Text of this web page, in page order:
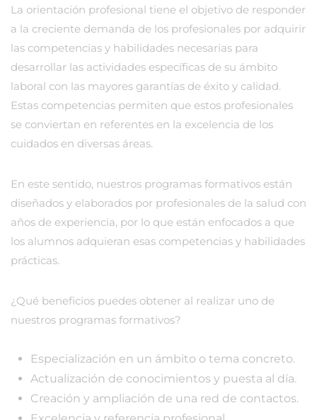
La orientación profesional tiene el objetivo de responder
a la creciente demanda de los profesionales por adquirir
las competencias y habilidades necesarias para
desarrollar las actividades específicas de su ámbito
laboral con las mayores garantías de éxito y calidad.
Estas competencias permiten que estos profesionales
se conviertan en referentes en la excelencia de los
cuidados en diversas áreas.
En este sentido, nuestros programas formativos están
diseñados y elaborados por profesionales de la salud con
años de experiencia, por lo que están enfocados a que
los alumnos adquieran esas competencias y habilidades
prácticas.
¿Qué beneficios puedes obtener al realizar uno de
nuestros programas formativos?
Especialización en un ámbito o tema concreto.
Actualización de conocimientos y puesta al día.
Creación y ampliación de una red de contactos.